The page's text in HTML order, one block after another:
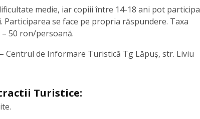
medie, iar copiii între 14-18 ani pot participa
se face pe propria răspundere. Taxa
50 ron/persoană.
Centrul de Informare Turistică Tg Lăpuș, str. Liviu
Turistice: